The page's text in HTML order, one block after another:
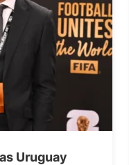
Uruguay